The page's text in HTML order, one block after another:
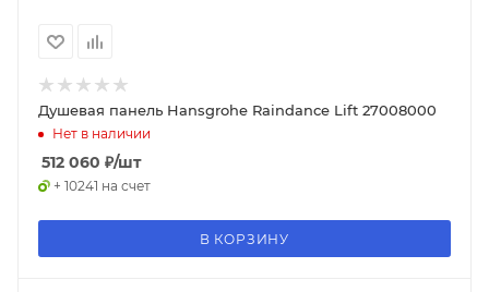
Душевая панель Hansgrohe Raindance Lift 27008000
Нет в наличии
512 060 ₽/шт
+ 10241 на счет
В КОРЗИНУ